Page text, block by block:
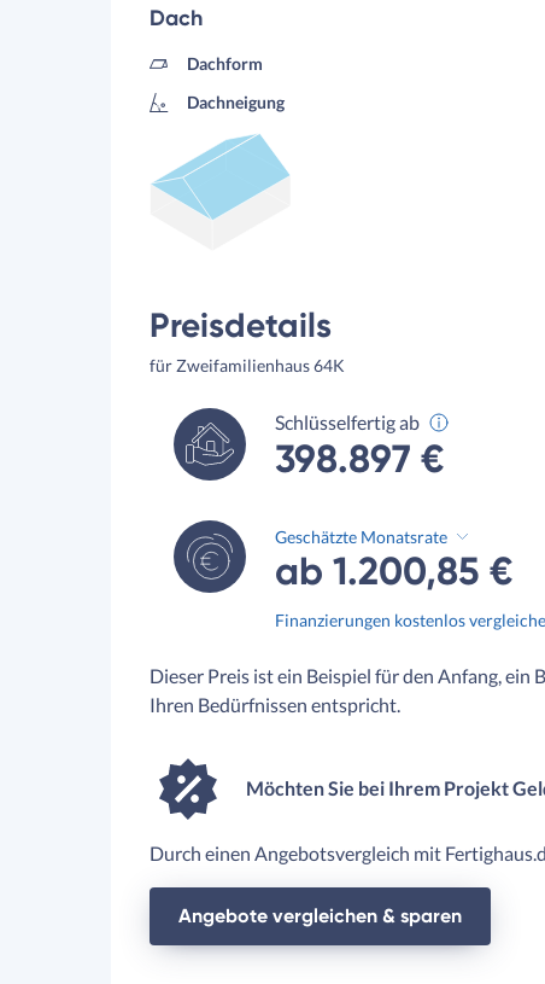
Dach
Dachform
Dachneigung
Preisdetails
für Zweifamilienhaus 64K
Schlüsselfertig ab
398.897 €
Geschätzte Monatsrate
ab 1.200,85 €
Finanzierungen kostenlos
Dieser Preis ist ein Beispiel für den Anfang,
Ihren Bedürfnissen entspricht.
Möchten Sie bei Ihrem Projekt
Durch einen Angebotsvergleich mit
Angebote vergleichen & sparen